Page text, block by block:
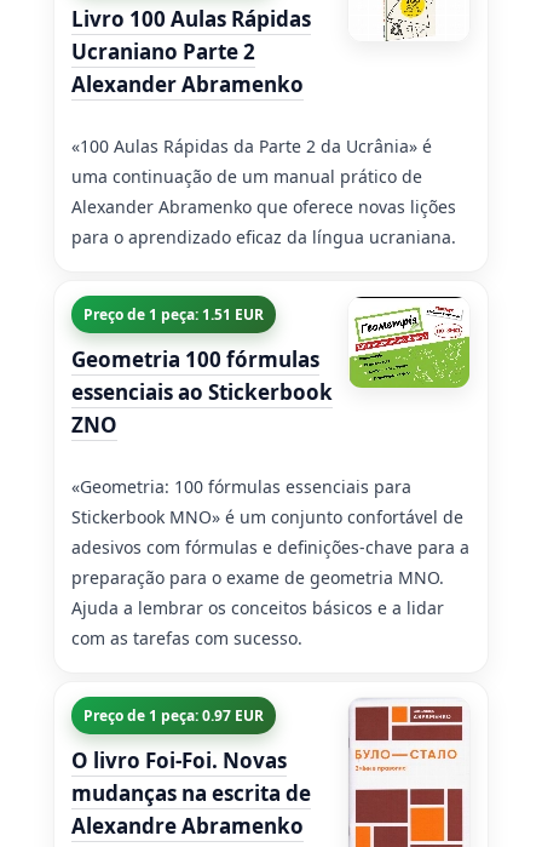
Livro 100 Aulas Rápidas
Ucraniano Parte 2
Alexander Abramenko
«100 Aulas Rápidas da Parte 2 da Ucrânia» é
uma continuação de um manual prático de
Alexander Abramenko que oferece novas lições
para o aprendizado eficaz da língua ucraniana.
Preço de 1 peça: 1.51 EUR
Geometria 100 fórmulas
essenciais ao Stickerbook
ZNO
«Geometria: 100 fórmulas essenciais para
Stickerbook MNO» é um conjunto confortável de
adesivos com fórmulas e definições-chave para a
preparação para o exame de geometria MNO.
Ajuda a lembrar os conceitos básicos e a lidar
com as tarefas com sucesso.
Preço de 1 peça: 0.97 EUR
O livro Foi-Foi. Novas
mudanças na escrita de
Alexandre Abramenko